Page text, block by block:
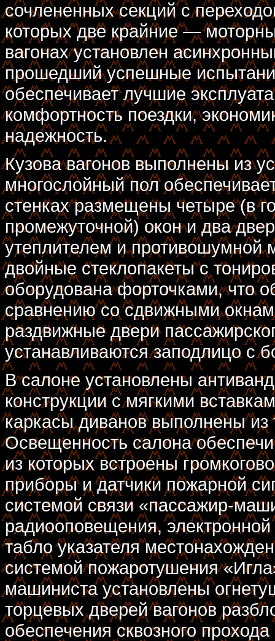
сочлененных секций с
которых две крайние —
вагонах установлен
прошедший успешные
обеспечивает лучшие
комфортность поездки,
надежность.
Кузова вагонов выполнены из
многослойный пол
стенках размещены четыре (в
промежуточной) окон и два
утеплителем и противошумной
двойные стеклопакеты с
оборудована форточками, что
сравнению со сдвижными
раздвижные двери
устанавливаются заподлицо с
В салоне установлены
конструкции с мягкими
каркасы диванов выполнены из
Освещенность салона
из которых встроены
приборы и датчики пожарной
системой связи «пассажир-
радиооповещения,
табло указателя
системой пожаротушения
машиниста установлены
торцевых дверей вагонов
обеспечения сквозного